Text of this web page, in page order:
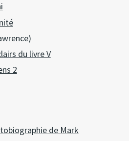
du livre V
2
de Mark